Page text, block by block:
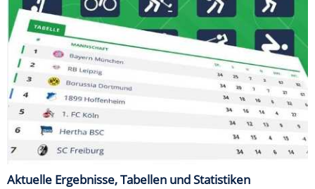
Aktuelle Ergebnisse, Tabellen und Statistiken